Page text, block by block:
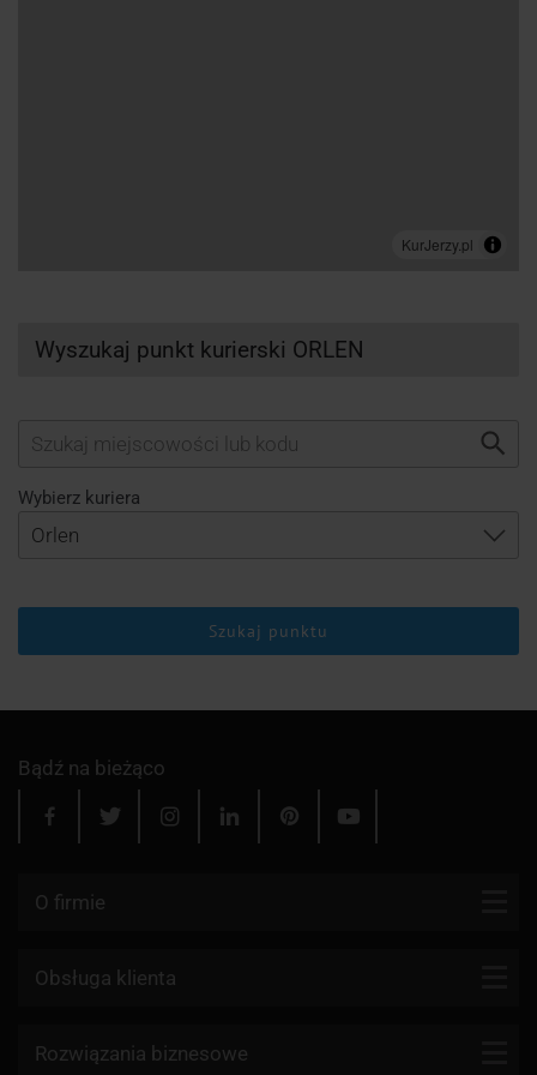
Wyszukaj punkt kurierski ORLEN
Wybierz kuriera
Szukaj punktu
Bądź na bieżąco
O firmie
Kontakt
Dlaczego my?
Obsługa klienta
Firmy kurierskie
Rozwiązania biznesowe